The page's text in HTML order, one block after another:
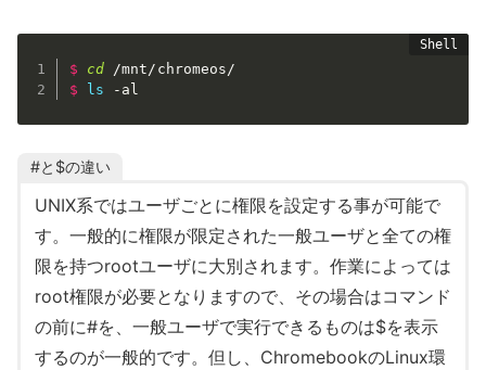
$ cd /mnt/chromeos/
$
ls -al
#と$の違い
UNIX系ではユーザごとに権限を設定する事が可能で
す。一般的に権限が限定された一般ユーザと全ての権
限を持つrootユーザに大別されます。作業によっては
root権限が必要となりますので、その場合はコマンド
の前に#を、一般ユーザで実行できるものは$を表示
するのが一般的です。但し、ChromebookのLinux環